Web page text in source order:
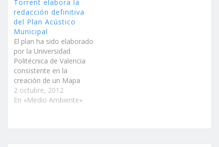
Torrent elabora la
redacción definitiva
del Plan Acústico
Municipal
El plan ha sido elaborado
por la Universidad
Politécnica de Valencia
consistente en la
creación de un Mapa
Acústico y un Programa
de Actuación El
2 octubre, 2012
En «Medio Ambiente»